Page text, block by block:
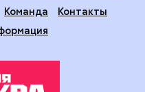
Команда
Контакты